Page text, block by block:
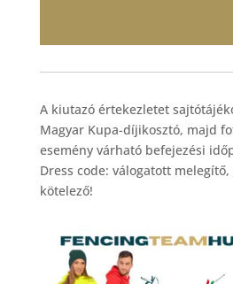
A kiutazó értekezletet
Magyar Kupa-díjikosztó, majd
esemény várható befejezési
Dress code: válogatott
kötelező!